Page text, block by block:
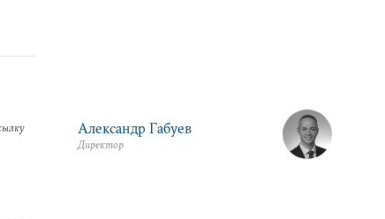
Александр Габуев
Директор